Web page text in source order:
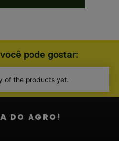
pode gostar:
of the products yet.
DO AGRO!